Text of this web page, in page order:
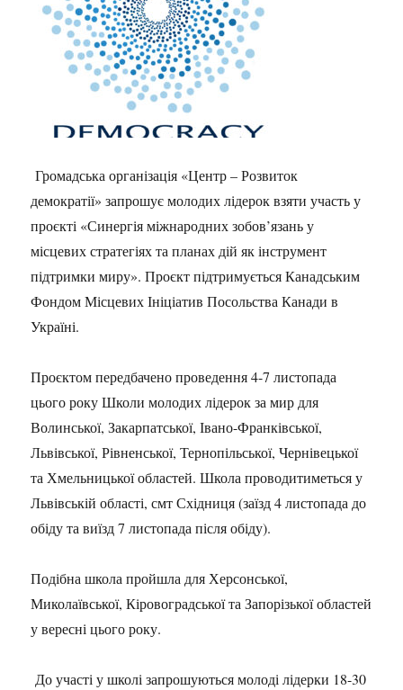
Громадська організація «Центр – Розвиток
демократії» запрошує молодих лідерок взяти участь у
проєкті «Синергія міжнародних зобов’язань у
місцевих стратегіях та планах дій як інструмент
підтримки миру». Проєкт підтримується Канадським
Фондом Місцевих Ініціатив Посольства Канади в
Україні.
Проєктом передбачено проведення 4-7 листопада
цього року Школи молодих лідерок за мир для
Волинської, Закарпатської, Івано-Франківської,
Львівської, Рівненської, Тернопільської, Чернівецької
та Хмельницької областей. Школа проводитиметься у
Львівській області, смт Східниця (заїзд 4 листопада до
обіду та виїзд 7 листопада після обіду).
Подібна школа пройшла для Херсонської,
Миколаївської, Кіровоградської та Запорізької областей
у вересні цього року.
До участі у школі запрошуються молоді лідерки 18-30